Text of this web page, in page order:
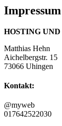
Impressum
HOSTING
Matthias Hehn
Aichelbergstr. 15
73066 Uhingen
Kontakt:
@myweb
017642522030